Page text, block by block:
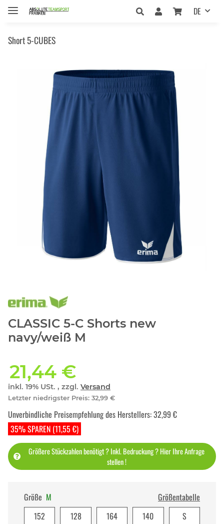
DE
Short 5-CUBES
CLASSIC 5-C Shorts new
navy/weiß M
21,44 €
inkl. 19% USt. , zzgl. Versand
Letzter niedrigster Preis: 32,99 €
35% SPAREN (11,55 €)
Unverbindliche Preisempfehlung des Herstellers:32,99 €
Größere Stückzahlen benötigt ? Inkl. Bedruckung ? Hier Ihre Anfrage
stellen !
Größe M
Größentabelle
152
128 164 140
S